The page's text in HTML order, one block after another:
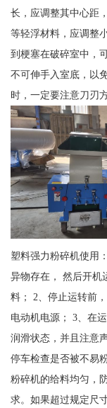
长，应调整其中心距
等轻浮材料，应调整
到梗塞在破碎室中，
不可伸手入室底，以
时，一定要注意刀刃
塑料强力粉碎机使用
异物存在， 然后开机
料； 2、停止运转前
电动机电源； 3、在
润滑状态，并且注意
停车检查是否被不易
粉碎机的给料均匀，
求。如果超过规定尺